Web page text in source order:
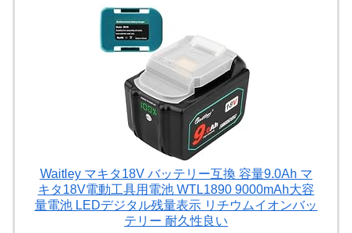
Waitley マキタ18V バッテリー互換 容量9.0Ah マ
キタ18V電動工具用電池 WTL1890 9000mAh大容
量電池 LEDデジタル残量表示 リチウムイオンバッ
テリー 耐久性良い